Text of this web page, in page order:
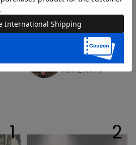
ROYAL PARTY
1 2